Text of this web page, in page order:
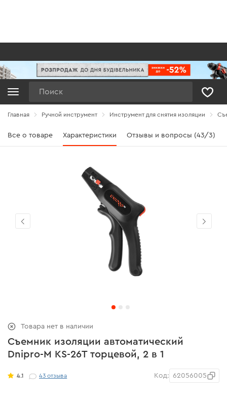
Главная Ручной инструмент Инструмент для снятия изоляции
Все о товаре Характеристики Отзывы и вопросы (43/3)
Съемник изоляции автоматический
Dnipro-M KS-26T торцевой, 2 в 1
4.1 43отзыва Код: 62056005
Товара нет в наличии